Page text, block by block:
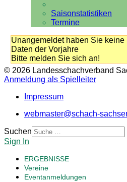
Saisonstatistiken
Termine
Unangemeldet haben Sie
Daten der Vorjahre
Bitte melden Sie sich an!
© 2026 Landesschachverband
Anmeldung als Spielleiter
Impressum
webmaster@schach-
Suchen
Sign In
ERGEBNISSE
Vereine
Eventanmeldungen